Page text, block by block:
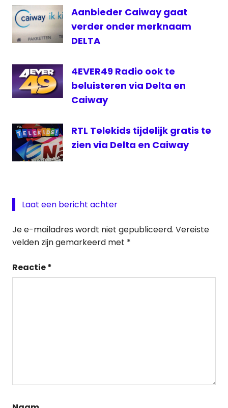
storing
storing
CaiWay
Aanbieder Caiway gaat
verder onder merknaam
DELTA
4EVER49 Radio ook te
beluisteren via Delta en
Caiway
RTL Telekids tijdelijk gratis te
zien via Delta en Caiway
Laat een bericht achter
Je e-mailadres wordt niet gepubliceerd. Vereiste
velden zijn gemarkeerd met *
Reactie*